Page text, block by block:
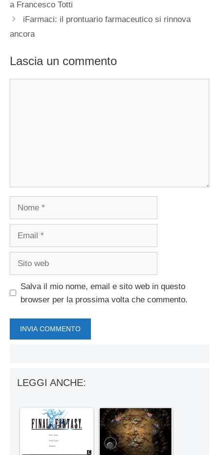
a Francesco Totti
iFarmaci: il prontuario farmaceutico si rinnova
ancora
Lascia un commento
Nome
Email
Sito
Salva il mio nome, email e sito web in questo
browser per la prossima volta che commento.
LEGGI ANCHE: